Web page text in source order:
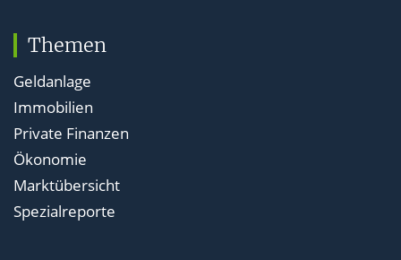
Themen
Geldanlage
Immobilien
Private Finanzen
Ökonomie
Marktübersicht
Spezialreporte